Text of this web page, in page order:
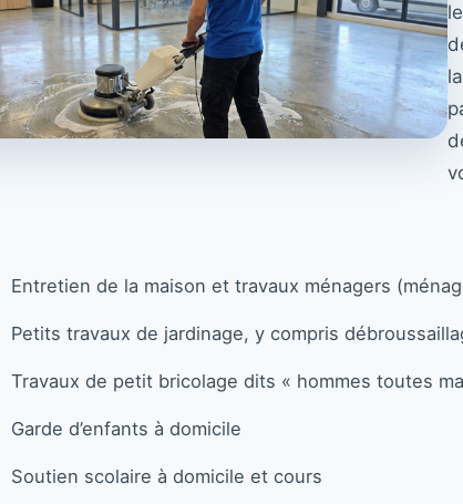
Entretien de la maison et travaux ménagers
Petits travaux de jardinage, y compris
Travaux de petit bricolage dits « hommes toutes
Garde d’enfants à domicile
Soutien scolaire à domicile et cours